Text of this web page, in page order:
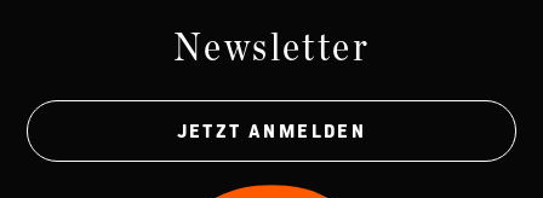
Newsletter
JETZT ANMELDEN